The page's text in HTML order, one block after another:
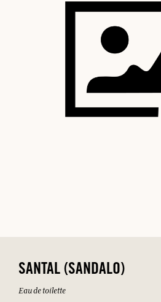
SANTAL (SANDALO)
Eau de toilette